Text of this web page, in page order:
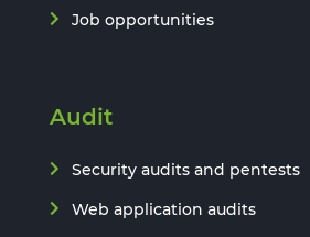
Job opportunities
Audit
Security audits and pentests
Web application audits